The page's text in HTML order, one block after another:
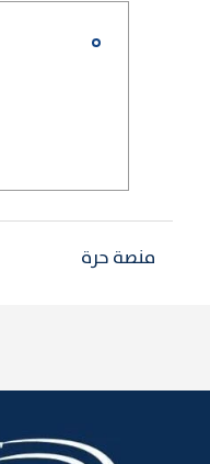
منصة حرة